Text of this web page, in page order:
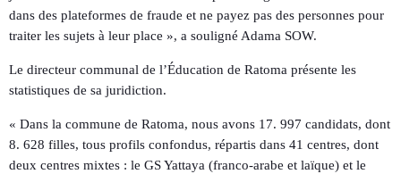
dans des plateformes de fraude et ne payez pas des personnes pour
traiter les sujets à leur place », a souligné Adama SOW.
Le directeur communal de l’Éducation de Ratoma présente les
statistiques de sa juridiction.
« Dans la commune de Ratoma, nous avons 17. 997 candidats, dont
8. 628 filles, tous profils confondus, répartis dans 41 centres, dont
deux centres mixtes : le GS Yattaya (franco-arabe et laïque) et le